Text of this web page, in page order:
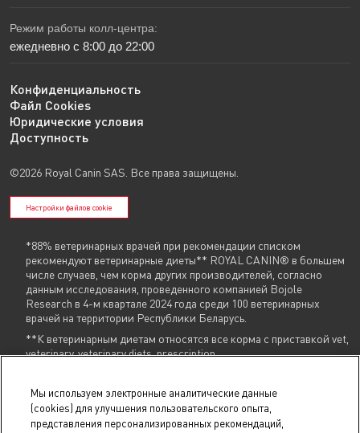
Режим работы колл-центра:
ежедневно с 8:00 до 22:00
Конфиденциальность
Файл Cookies
Юридические условия
Доступность
©2026 Royal Canin SAS. Все права защищены.
Настройки файлов cookie
*88% ветеринарных врачей при рекомендации списком
рекомендуют ветеринарные диеты** ROYAL CANIN® в большем
числе случаев, чем корма других производителей, согласно
данным исследования, проведенного компанией Bojole
Research в 4-м квартале 2024 года среди 100 ветеринарных
врачей на территории Республики Беларусь.
**К ветеринарным диетам относятся все корма с приставкой vet,
veterinary, veterinary diets, prescription
Указанные контакты ( +375 29 604 86 86,info@royalcanin.by) являются в том
числе контактами для связи по вопросам обращения покупателей о
Мы используем электронные аналитические данные
(cookies) для улучшения пользовательского опыта,
представления персонализированных рекомендаций,